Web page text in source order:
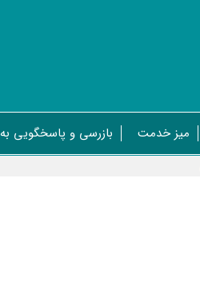
میز خدمت بازرسی و پاسخگویی